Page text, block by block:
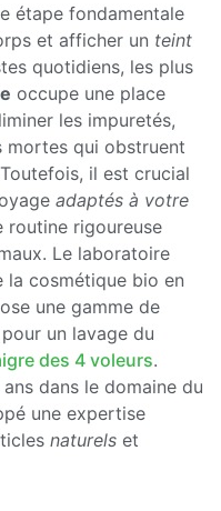
étape fondamentale
et afficher un teint
quotidiens, les plus
occupe une place
les impuretés,
mortes qui obstruent
il est crucial
adaptés à votre
routine rigoureuse
Le laboratoire
la cosmétique bio en
une gamme de
pour un lavage du
des 4 voleurs.
dans le domaine du
une expertise
naturels et